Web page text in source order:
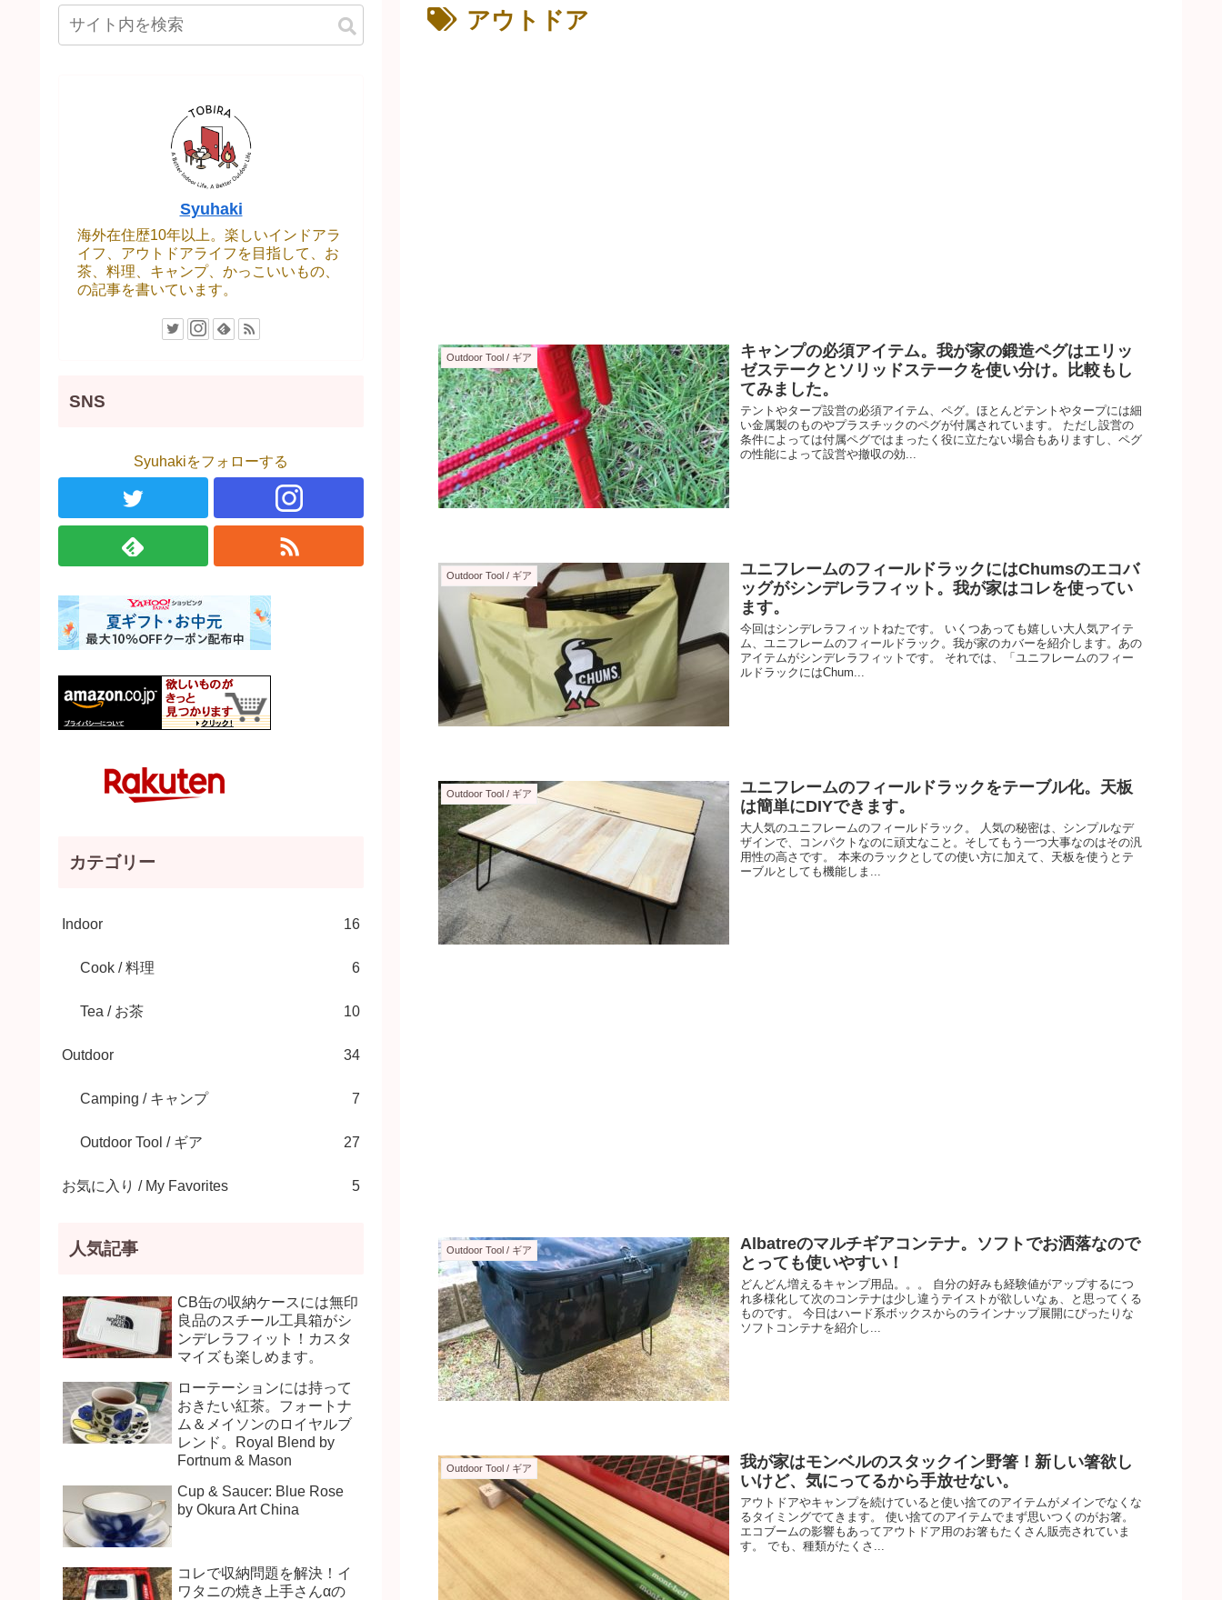
アウトドア
Outdoor Tool / ギア
キャンプの必須アイテム。我が家の鍛造ペグはエリッ
ゼステークとソリッドステークを使い分け。比較もし
てみました。
テントやタープ設営の必須アイテム、ペグ。ほとんどテントやタープには細
い金属製のものやプラスチックのペグが付属されています。 ただし設営の
条件によっては付属ペグではまったく役に立たない場合もありますし、ペグ
の性能によって設営や撤収の効...
Outdoor Tool / ギア
ユニフレームのフィールドラックにはChumsのエコバ
ッグがシンデレラフィット。我が家はコレを使ってい
ます。
今回はシンデレラフィットねたです。 いくつあっても嬉しい大人気アイテ
ム、ユニフレームのフィールドラック。我が家のカバーを紹介します。あの
アイテムがシンデレラフィットです。 それでは、「ユニフレームのフィー
ルドラックにはChum...
Outdoor Tool / ギア
ユニフレームのフィールドラックをテーブル化。天板
は簡単にDIYできます。
大人気のユニフレームのフィールドラック。 人気の秘密は、シンプルなデ
ザインで、コンパクトなのに頑丈なこと。そしてもう一つ大事なのはその汎
用性の高さです。 本来のラックとしての使い方に加えて、天板を使うとテ
ーブルとしても機能しま...
Outdoor Tool / ギア
Albatreのマルチギアコンテナ。ソフトでお洒落なので
とっても使いやすい！
どんどん増えるキャンプ用品。。。 自分の好みも経験値がアップするにつ
れ多様化して次のコンテナは少し違うテイストが欲しいなぁ、と思ってくる
ものです。 今日はハード系ボックスからのラインナップ展開にぴったりな
ソフトコンテナを紹介し...
Outdoor Tool / ギア
我が家はモンベルのスタックイン野箸！新しい箸欲し
いけど、気にってるから手放せない。
アウトドアやキャンプを続けていると使い捨てのアイテムがメインでなくな
るタイミングでてきます。 使い捨てのアイテムでまず思いつくのがお箸。
エコブームの影響もあってアウトドア用のお箸もたくさん販売されていま
す。 でも、種類がたくさ...
Syuhaki
海外在住歴10年以上。楽しいインドアラ
イフ、アウトドアライフを目指して、お
茶、料理、キャンプ、かっこいいもの、
の記事を書いています。
SNS
Syuhakiをフォローする
カテゴリー
Indoor 16
Cook / 料理 6
Tea / お茶 10
Outdoor 34
Camping / キャンプ 7
Outdoor Tool / ギア 27
お気に入り / My Favorites 5
人気記事
CB缶の収納ケースには無印
良品のスチール工具箱がシ
ンデレラフィット！カスタ
マイズも楽しめます。
ローテーションには持って
おきたい紅茶。フォートナ
ム＆メイソンのロイヤルブ
レンド。Royal Blend by
Fortnum & Mason
Cup & Saucer: Blue Rose
by Okura Art China
コレで収納問題を解決！イ
ワタニの焼き上手さんαの